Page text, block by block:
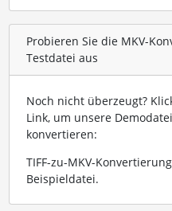
Probieren Sie die MKV-
Testdatei aus
Noch nicht überzeugt?
Link, um unsere
konvertieren:
TIFF-zu-MKV-
Beispieldatei.